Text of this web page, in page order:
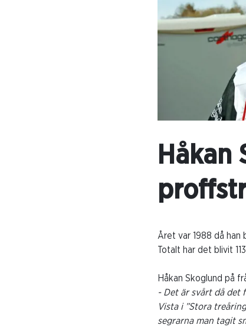
Håkan
Året var 1988 då
Totalt har det blivit
Håkan Skoglund på
- Det är svårt då det
Vista i ”Stora
segrarna man tagit